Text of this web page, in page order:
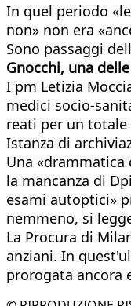
In quel periodo
non» non era
Sono passaggi
Gnocchi, una
I pm Letizia
medici socio-
reati per un
Istanza di
Una
la mancanza di
esami autoptici»
nemmeno, si
La Procura di
anziani. In
prorogata ancora